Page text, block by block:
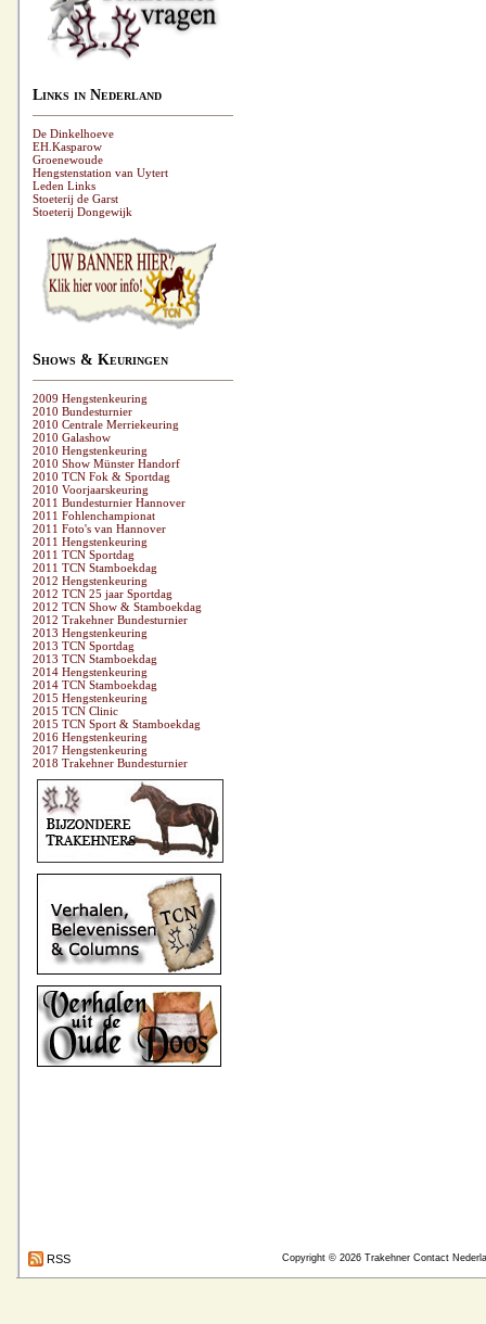
Links in Nederland
De Dinkelhoeve
EH.Kasparow
Groenewoude
Hengstenstation van Uytert
Leden Links
Stoeterij de Garst
Stoeterij Dongewijk
Shows & Keuringen
2009 Hengstenkeuring
2010 Bundesturnier
2010 Centrale Merriekeuring
2010 Galashow
2010 Hengstenkeuring
2010 Show Münster Handorf
2010 TCN Fok & Sportdag
2010 Voorjaarskeuring
2011 Bundesturnier Hannover
2011 Fohlenchampionat
2011 Foto's van Hannover
2011 Hengstenkeuring
2011 TCN Sportdag
2011 TCN Stamboekdag
2012 Hengstenkeuring
2012 TCN 25 jaar Sportdag
2012 TCN Show & Stamboekdag
2012 Trakehner Bundesturnier
2013 Hengstenkeuring
2013 TCN Sportdag
2013 TCN Stamboekdag
2014 Hengstenkeuring
2014 TCN Stamboekdag
2015 Hengstenkeuring
2015 TCN Clinic
2015 TCN Sport & Stamboekdag
2016 Hengstenkeuring
2017 Hengstenkeuring
2018 Trakehner Bundesturnier
Copyright © 2026 Trakehner Contact
RSS